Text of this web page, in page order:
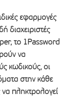
εφαρμογές
διαχειριστές
το 1Password
να
κωδικούς, οι
στην κάθε
να πληκτρολογεί